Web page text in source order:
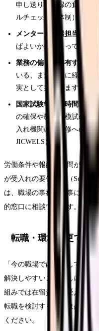
申し送り・記録の負担を
ルチェックの体制）を看
メンター・相談担当を明
ばよいかが決まっている
業務の偏りを共有する
：
いる、または逆に経験機
実として共有します。
国家試験学習の時間・支援
の確保や教材・模試のサ
入れ機関には研修への配
JICWELS）。
労働条件や報酬に疑問がある
が受入れの要件です（Source:
は、職場の事務・人事に確認
的窓口に相談できます。
転職・環境変更で解
「今の職場ではどうしても
解決しやすいこと・しにくい
組みでは在留資格や受入れ施
転職を検討する場合は必ず
ください。